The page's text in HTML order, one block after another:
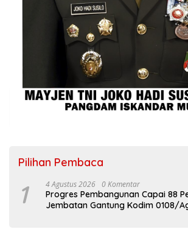
Pilihan Pembaca
1 4 Agustus 2026 0 Komentar
Progres Pembangunan Capai 88
Jembatan Gantung Kodim 0108/